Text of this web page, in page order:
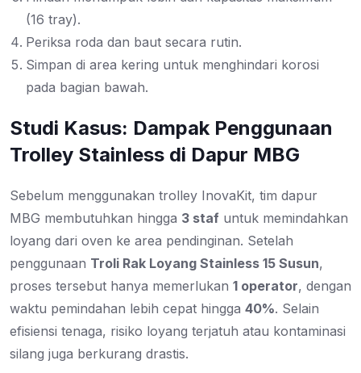
(16 tray).
Periksa roda dan baut secara rutin.
Simpan di area kering untuk menghindari korosi
pada bagian bawah.
Studi Kasus: Dampak Penggunaan
Trolley Stainless di Dapur MBG
Sebelum menggunakan trolley InovaKit, tim dapur
MBG membutuhkan hingga 3 staf untuk memindahkan
loyang dari oven ke area pendinginan. Setelah
penggunaan Troli Rak Loyang Stainless 15 Susun,
proses tersebut hanya memerlukan 1 operator, dengan
waktu pemindahan lebih cepat hingga 40%. Selain
efisiensi tenaga, risiko loyang terjatuh atau kontaminasi
silang juga berkurang drastis.